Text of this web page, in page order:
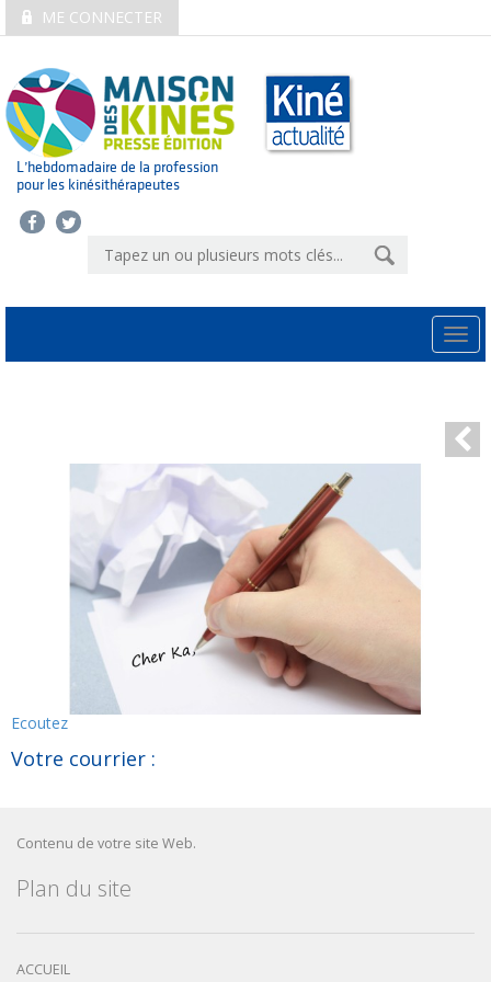
ME CONNECTER
L’hebdomadaire de la profession
pour les kinésithérapeutes
Ecoutez
Votre courrier :
Contenu de votre site Web.
Plan du site
ACCUEIL